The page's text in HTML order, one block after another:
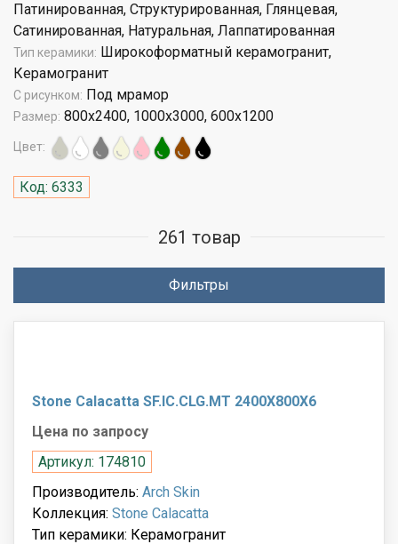
Патинированная, Структурированная, Глянцевая,
Сатинированная, Натуральная, Лаппатированная
Тип керамики: Широкоформатный керамогранит,
Керамогранит
С рисунком: Под мрамор
Размер: 800x2400, 1000x3000, 600x1200
Цвет:
Код: 6333
261 товар
Фильтры
Stone Calacatta SF.IC.CLG.MT 2400X800X6
Цена по запросу
Артикул: 174810
Производитель: Arch Skin
Коллекция: Stone Calacatta
Тип керамики: Керамогранит